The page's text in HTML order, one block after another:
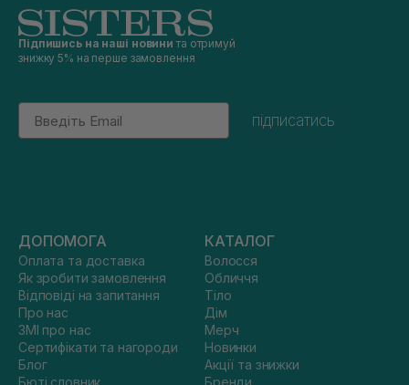
Підпишись на наші новини та отримуй
знижку 5% на перше замовлення
Email
підписатись
ДОПОМОГА
Оплата та доставка
Як зробити замовлення
Відповіді на запитання
Про нас
ЗМІ про нас
Сертифікати та нагороди
Блог
Бюті словник
КАТАЛОГ
Волосся
Обличчя
Тіло
Дім
Мерч
Новинки
Акції та знижки
Бренди